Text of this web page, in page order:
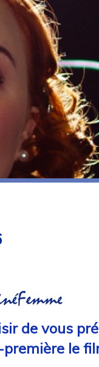
de vous
le